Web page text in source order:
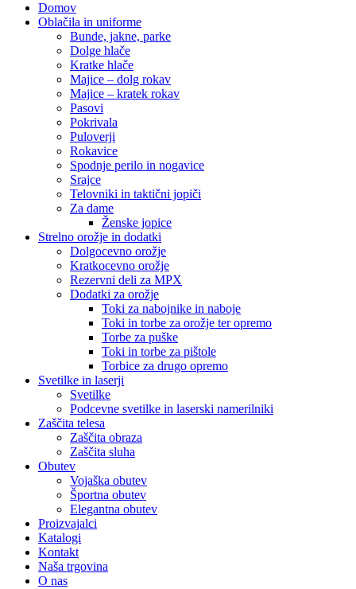
Domov
Oblačila in uniforme
Bunde, jakne, parke
Dolge hlače
Kratke hlače
Majice – dolg rokav
Majice – kratek rokav
Pasovi
Pokrivala
Puloverji
Rokavice
Spodnje perilo in nogavice
Srajce
Telovniki in taktični jopiči
Za dame
Ženske jopice
Strelno orožje in dodatki
Dolgocevno orožje
Kratkocevno orožje
Rezervni deli za MPX
Dodatki za orožje
Toki za nabojnike in naboje
Toki in torbe za orožje ter opremo
Torbe za puške
Toki in torbe za pištole
Torbice za drugo opremo
Svetilke in laserji
Svetilke
Podcevne svetilke in laserski namerilniki
Zaščita telesa
Zaščita obraza
Zaščita sluha
Obutev
Vojaška obutev
Športna obutev
Elegantna obutev
Proizvajalci
Katalogi
Kontakt
Naša trgovina
O nas